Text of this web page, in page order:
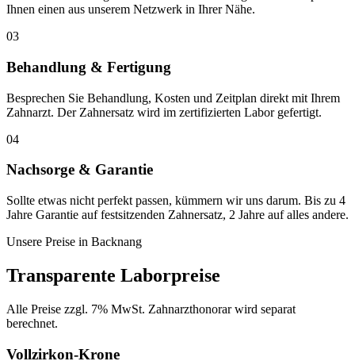
Ihnen einen aus unserem Netzwerk in Ihrer Nähe.
03
Behandlung & Fertigung
Besprechen Sie Behandlung, Kosten und Zeitplan direkt mit Ihrem
Zahnarzt. Der Zahnersatz wird im zertifizierten Labor gefertigt.
04
Nachsorge & Garantie
Sollte etwas nicht perfekt passen, kümmern wir uns darum. Bis zu 4
Jahre Garantie auf festsitzenden Zahnersatz, 2 Jahre auf alles andere.
Unsere Preise in Backnang
Transparente Laborpreise
Alle Preise zzgl. 7% MwSt. Zahnarzthonorar wird separat
berechnet.
Vollzirkon-Krone